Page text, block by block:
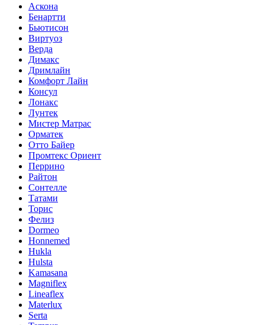
Аскона
Бенартти
Бьютисон
Виртуоз
Верда
Димакс
Дримлайн
Комфорт Лайн
Консул
Лонакс
Лунтек
Мистер Матрас
Орматек
Отто Байер
Промтекс Ориент
Перрино
Райтон
Сонтелле
Татами
Торис
Фелиз
Dormeo
Honnemed
Hukla
Hulsta
Kamasana
Magniflex
Lineaflex
Materlux
Serta